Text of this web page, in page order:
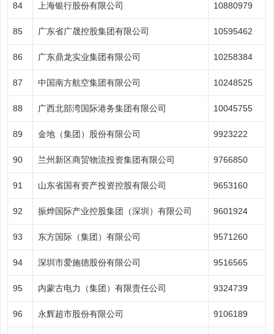
84 上海银行股份有限公司 10880979
85 广东省广晟控股集团有限公司 10595462
86 广东鼎龙实业集团有限公司 10258384
87 中国南方航空集团有限公司 10248525
88 广西北部湾国际港务集团有限公司 10045755
89 金地（集团）股份有限公司 9923222
90 兰州新区商贸物流投资集团有限公司 9766850
91 山东省国有资产投资控股有限公司 9653160
92 振烨国际产业控股集团（深圳）有限公司 9601924
93 东方国际（集团）有限公司 9571260
94 深圳市爱施德股份有限公司 9516565
95 内蒙古电力（集团）有限责任公司 9324739
96 永辉超市股份有限公司 9106189